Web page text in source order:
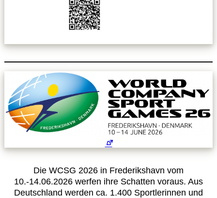
Anmeldung zum Erste-Hilfe-Kurs
Downloads
Kalender
Site Map
Anmelden
Die WCSG 2026 in Frederikshavn vom
10.-14.06.2026 werfen ihre Schatten voraus. Aus
Deutschland werden ca. 1.400 Sportlerinnen und